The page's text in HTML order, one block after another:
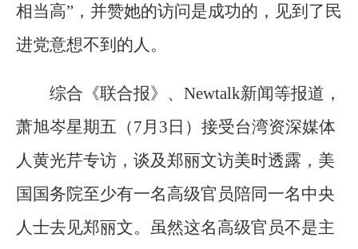
相当高”，并赞她的访问是成功的，见到了民
进党意想不到的人。
综合《联合报》、Newtalk新闻等报道，
萧旭岑星期五（7月3日）接受台湾资深媒体
人黄光芹专访，谈及郑丽文访美时透露，美
国国务院至少有一名高级官员陪同一名中央
人士去见郑丽文。虽然这名高级官员不是主